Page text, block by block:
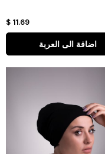
$ 11.69
اضافة الى العربة